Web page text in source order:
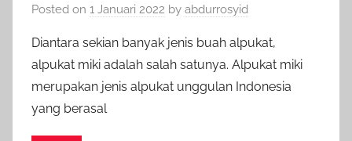
Posted on 1 Januari 2022 by abdurrosyid
Diantara sekian banyak jenis buah alpukat,
alpukat miki adalah salah satunya. Alpukat miki
merupakan jenis alpukat unggulan Indonesia
yang berasal